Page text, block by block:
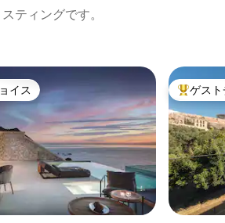
ティングです。
トチョイスです。
イス 大好評の
ゲスト